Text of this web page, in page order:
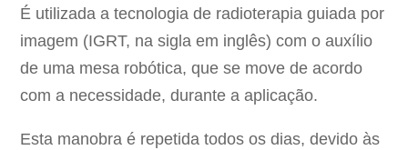
É utilizada a tecnologia de radioterapia guiada por
imagem (IGRT, na sigla em inglês) com o auxílio
de uma mesa robótica, que se move de acordo
com a necessidade, durante a aplicação.
Esta manobra é repetida todos os dias, devido às